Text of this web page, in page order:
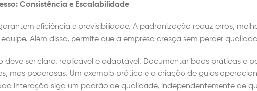
Consistência e Escalabilidade
eficiência e previsibilidade. A padronização reduz erros,
Além disso, permite que a empresa cresça sem perder
deve ser claro, replicável e adaptável. Documentar boas práticas e
mas poderosas. Um exemplo prático é a criação de guias
interação siga um padrão de qualidade, independentemente de